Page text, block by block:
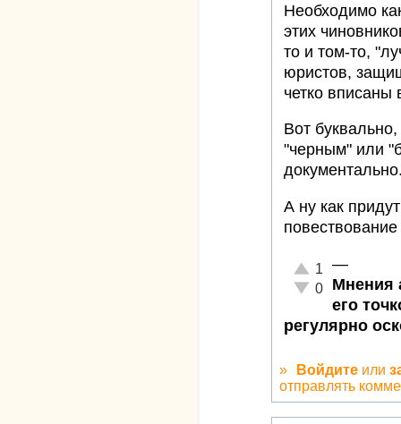
Необходимо
этих
то и том-то,
юристов,
четко вписаны
Вот
"черным" или
А ну как
Отлично!
1
Неадекватно!
0
—
Мнения
его
регулярно
» Войдите или
отправлять